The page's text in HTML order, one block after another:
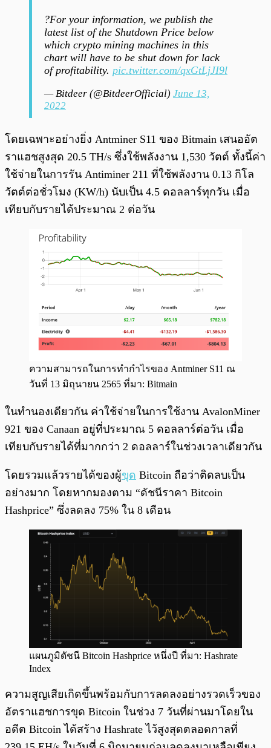
?For your information, we publish the
latest list of the Shutdown Price below
which crypto mining machines in this
chart will have to be shut down for lack
of profitability. pic.twitter.com/qxGtLjJI9l
— Bitdeer (@BitdeerOfficial) June 13,
2022
โดยเฉพาะอย่างยิ่ง Antminer S11 ของ Bitmain เสนออัต
ราแฮชสูงสุด 20.5 TH/s ซึ่งใช้พลังงาน 1,530 วัตต์ ทั้งนี้ค่า
ใช้จ่ายในการรัน Antiminer 211 ที่ใช้พลังงาน 0.13 กิโล
วัตต์ต่อชั่วโมง (KW/h) นับเป็น 4.5 ดอลลาร์ทุกวัน เมื่อ
เทียบกับรายได้ประมาณ 2 ต่อวัน
ความสามารถในการทำกำไรของ Antminer S11 ณ
วันที่ 13 มิถุนายน 2565 ที่มา: Bitmain
ในทำนองเดียวกัน ค่าใช้จ่ายในการใช้งาน AvalonMiner
921 ของ Canaan อยู่ที่ประมาณ 5 ดอลลาร์ต่อวัน เมื่อ
เทียบกับรายได้ที่มากกว่า 2 ดอลลาร์ในช่วงเวลาเดียวกัน
โดยรวมแล้วรายได้ของผู้ขุด Bitcoin ถือว่าติดลบเป็น
อย่างมาก โดยหากมองตาม “ดัชนีราคา Bitcoin
Hashprice” ซึ่งลดลง 75% ใน 8 เดือน
แผนภูมิดัชนี Bitcoin Hashprice หนึ่งปี ที่มา: Hashrate
Index
ความสูญเสียเกิดขึ้นพร้อมกับการลดลงอย่างรวดเร็วของ
อัตราแฮชการขุด Bitcoin ในช่วง 7 วันที่ผ่านมาโดยใน
อดีต Bitcoin ได้สร้าง Hashrate ไว้สูงสุดตลอดกาลที่